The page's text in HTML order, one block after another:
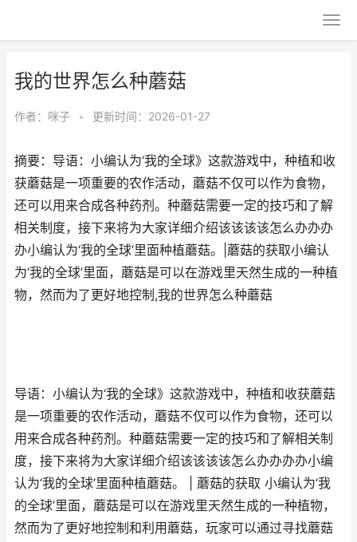
我的世界怎么种蘑菇
作者： 咪子 • 更新时间：2026-01-27
摘要：导语：小编认为‘我的全球》这款游戏中，种植和收
获蘑菇是一项重要的农作活动，蘑菇不仅可以作为食物，
还可以用来合成各种药剂。种蘑菇需要一定的技巧和了解
相关制度，接下来将为大家详细介绍该该该该怎么办办办
办小编认为‘我的全球’里面种植蘑菇。|蘑菇的获取小编认
为‘我的全球’里面，蘑菇是可以在游戏里天然生成的一种植
物，然而为了更好地控制,我的世界怎么种蘑菇
导语：小编认为‘我的全球》这款游戏中，种植和收获蘑菇
是一项重要的农作活动，蘑菇不仅可以作为食物，还可以
用来合成各种药剂。种蘑菇需要一定的技巧和了解相关制
度，接下来将为大家详细介绍该该该该怎么办办办办小编
认为‘我的全球’里面种植蘑菇。 | 蘑菇的获取 小编认为‘我
的全球’里面，蘑菇是可以在游戏里天然生成的一种植物，
然而为了更好地控制和利用蘑菇，玩家可以通过寻找蘑菇